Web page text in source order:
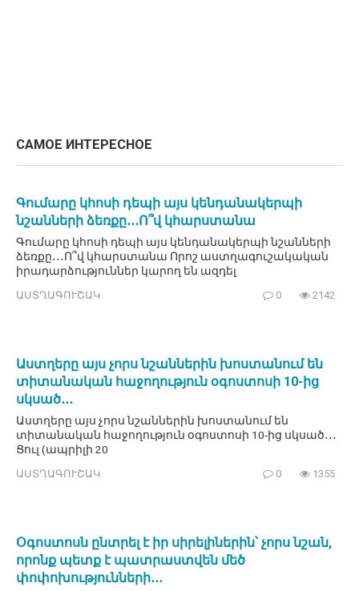
САМОЕ ИНТЕРЕСНОЕ
Գումարը կհոսի դեպի այս կենդանակերպի
նշանների ձեռքը․․․Ո՞վ կհարստանա
Գումարը կհոսի դեպի այս կենդանակերպի նշանների
ձեռքը․․․Ո՞վ կհարստանա Որոշ աստղագուշակական
իրադարձություններ կարող են ազդել
ԱՍՏՂԱԳՈՒՇԱԿ 0 2142
Աստղերը այս չորս նշաններին խոստանում են
տիտանական հաջողություն օգոստոսի 10-ից
սկսած․․․
Աստղերը այս չորս նշաններին խոստանում են
տիտանական հաջողություն օգոստոսի 10-ից սկսած․․․
Ցուլ (ապրիլի 20
ԱՍՏՂԱԳՈՒՇԱԿ 0 1355
Օգոստոսն ընտրել է իր սիրելիներին՝ չորս նշան,
որոնք պետք է պատրաստվեն մեծ
փոփոխությունների․․․